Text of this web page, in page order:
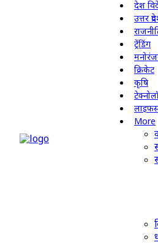
देश
उत्तर
ट्रेंडिंग
क्रिकेट
कृषि
More